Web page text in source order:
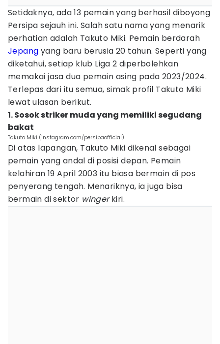
Setidaknya, ada 13 pemain yang berhasil diboyong
Persipa sejauh ini. Salah satu nama yang menarik
perhatian adalah Takuto Miki. Pemain berdarah
Jepang yang baru berusia 20 tahun. Seperti yang
diketahui, setiap klub Liga 2 diperbolehkan
memakai jasa dua pemain asing pada 2023/2024.
Terlepas dari itu semua, simak profil Takuto Miki
lewat ulasan berikut.
1. Sosok striker muda yang memiliki segudang
bakat
Takuto Miki (instagram.com/persipaofficial)
Di atas lapangan, Takuto Miki dikenal sebagai
pemain yang andal di posisi depan. Pemain
kelahiran 19 April 2003 itu biasa bermain di pos
penyerang tengah. Menariknya, ia juga bisa
bermain di sektor wingerkiri.